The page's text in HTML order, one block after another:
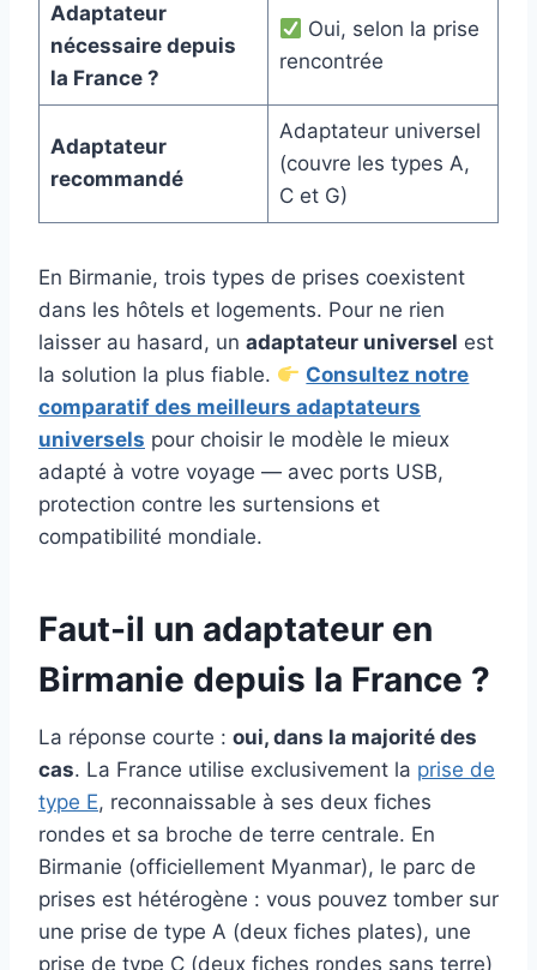
Adaptateur
nécessaire depuis
la France ?
Oui, selon la prise
rencontrée
Adaptateur
recommandé
Adaptateur universel
(couvre les types A,
C et G)
En Birmanie, trois types de prises coexistent
dans les hôtels et logements. Pour ne rien
laisser au hasard, un adaptateur universel est
la solution la plus fiable.
Consultez notre
comparatif des meilleurs adaptateurs
universels pour choisir le modèle le mieux
adapté à votre voyage — avec ports USB,
protection contre les surtensions et
compatibilité mondiale.
Faut-il un adaptateur en
Birmanie depuis la France ?
La réponse courte : oui, dans la majorité des
cas. La France utilise exclusivement la prise de
type E, reconnaissable à ses deux fiches
rondes et sa broche de terre centrale. En
Birmanie (officiellement Myanmar), le parc de
prises est hétérogène : vous pouvez tomber sur
une prise de type A (deux fiches plates), une
prise de type C (deux fiches rondes sans terre)